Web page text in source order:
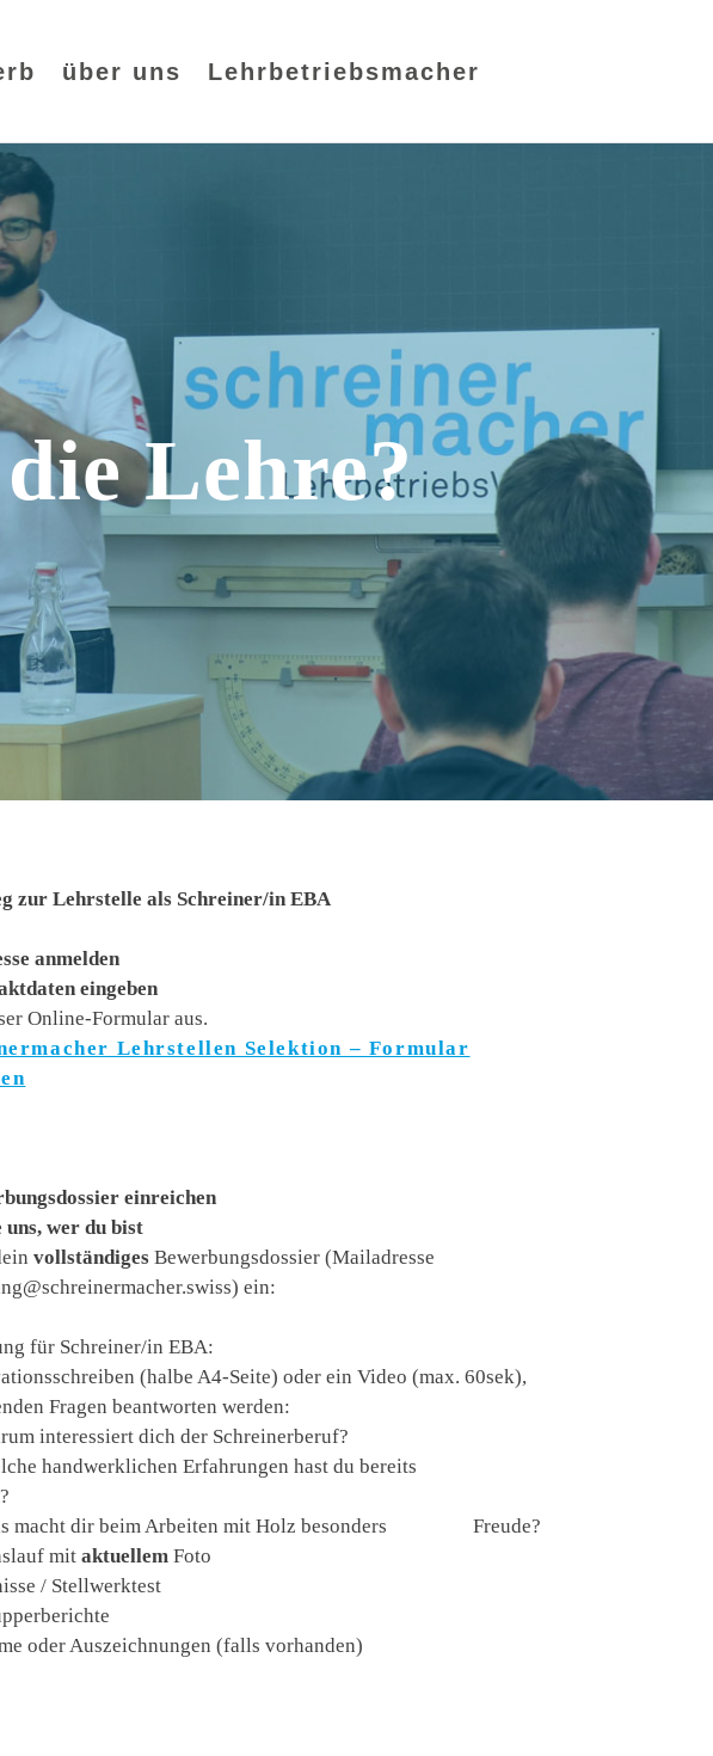
über uns Lehrbetriebsmacher
zur Lehrstelle als Schreiner/in EBA
anmelden
eingeben
Online-Formular aus.
Lehrstellen Selektion – Formular
einreichen
uns, wer du bist
vollständiges Bewerbungsdossier (Mailadresse
ein:
für Schreiner/in EBA:
(halbe A4-Seite) oder ein Video (max. 60sek),
Fragen beantworten werden:
interessiert dich der Schreinerberuf?
handwerklichen Erfahrungen hast du bereits
macht dir beim Arbeiten mit Holz besonders Freude?
mit aktuellem Foto
/ Stellwerktest
oder Auszeichnungen (falls vorhanden)